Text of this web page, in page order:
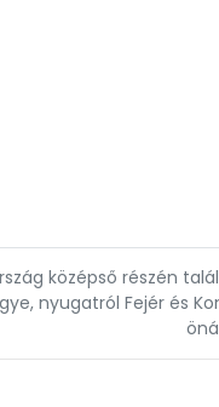
középső részén
nyugatról Fejér és